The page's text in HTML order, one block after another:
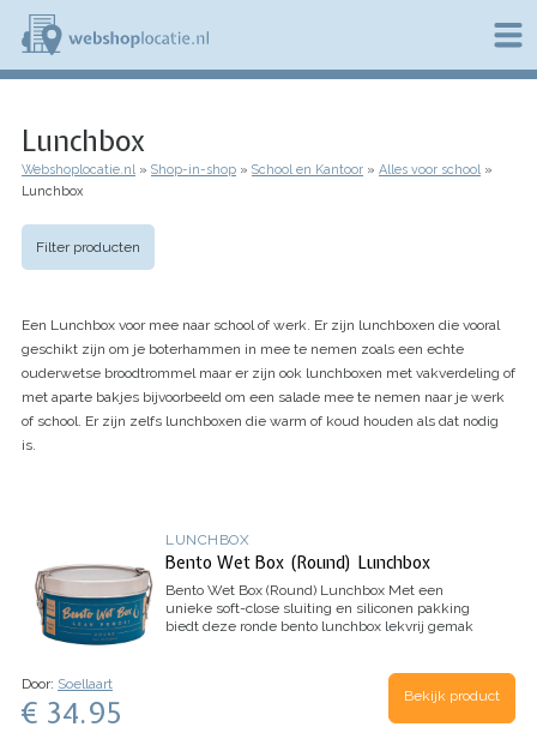
Overslaan
naar
de
b
s
h
o
t
i
e
Lunchbox
Kruimelpad
Webshoplocatie.nl Shop-in-shop School en Kantoor
Alles voor school
Lunchbox
Filter producten
Een Lunchbox voor mee naar school of werk. Er zijn lunchboxen die vooral
geschikt zijn om je boterhammen in mee te nemen zoals een echte
ouderwetse broodtrommel maar er zijn ook lunchboxen met vakverdeling of
met aparte bakjes bijvoorbeeld om een salade mee te nemen naar je werk
of school. Er zijn zelfs lunchboxen die warm of koud houden als dat nodig
is.
LUNCHBOX
Bento Wet Box (Round) Lunchbox
Bento Wet Box (Round) Lunchbox Met een
unieke soft-close sluiting en siliconen pakking
biedt deze ronde bento lunchbox lekvrij gemak
Door: Soellaart
€ 34.95 Bekijk product